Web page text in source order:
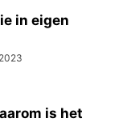
in eigen
is het